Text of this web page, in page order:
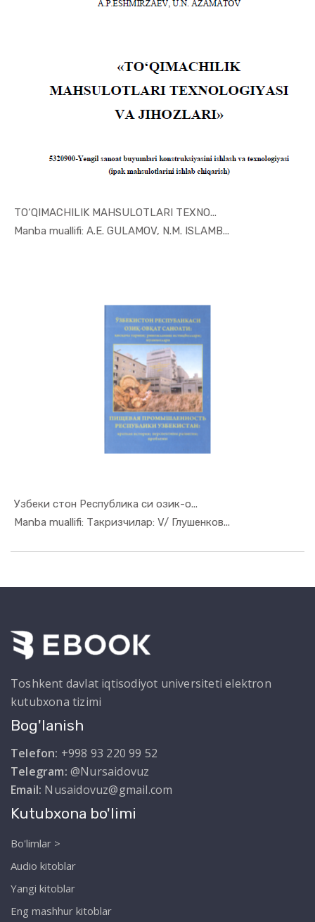
TO‘QIMACHILIK MAHSULOTLARI TEXNO...
Manba muallifi: A.E. GULAMOV, N.M. ISLAMB...
In Sanoat ...
Узбеки стон Республика си озик-о...
Manba muallifi: Такризчилар: V/ Глушенков...
In Sanoat ...
Toshkent davlat iqtisodiyot universiteti elektron
kutubxona tizimi
Bog'lanish
Telefon: +998 93 220 99 52
Telegram: @Nursaidovuz
Email: Nusaidovuz@gmail.com
Kutubxona bo'limi
Bo'limlar >
Audio kitoblar
Yangi kitoblar
Eng mashhur kitoblar